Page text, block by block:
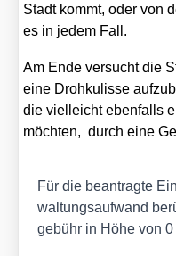
Stadt kommt, oder von
es in jedem Fall.
Am Ende ver­sucht die
eine Droh­ku­lis­se
die viel­leicht eben­falls
möch­ten, durch eine
Für die bean­trag­te
wal­tungs­auf­wand
ge­bühr in Höhe von